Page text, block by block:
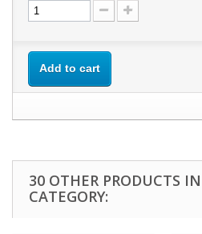
Add to cart
30 OTHER PRODUCTS
CATEGORY: